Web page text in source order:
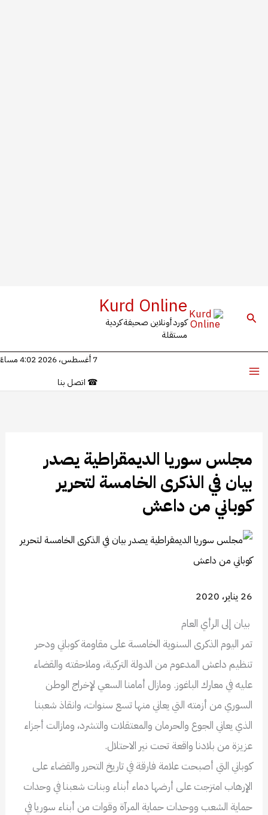
البحث Kurd Online
كورد أونلاين صحيفة كردية
مستقلة
7 أغسطس، 2026 4:02 مساءً
☎ اتصل بنا
مجلس سوريا الديمقراطية يصدر
بيان في الذكرى الخامسة لتحرير
كوباني من داعش
26 يناير، 2020
بيان إلى الرأي العام
تمر اليوم الذكرى السنوية الخامسة على مقاومة كوباني ودحر
تنظيم داعش المدعوم من الدولة التركية، وملاحقته والقضاء
عليه في معارك الباغوز. ومازال أمامنا السعي لإخراج الوطن
السوري من أزمته التي يعاني منها تسع سنوات، وانقاذ شعبنا
الذي يعاني الجوع والحرمان والمعتقلات والتشرد، ومازالت أجزاء
عزيزة من بلادنا واقعة تحت نير الاحتلال.
كوباني التي أصبحت علامة فارقة في تاريخ التحرر والقضاء على
الإرهاب امتزجت على أرضها دماء أبناء وبنات شعبنا في وحدات
حماية الشعب ووحدات حماية المرآة وقوات من أبناء سوريا في